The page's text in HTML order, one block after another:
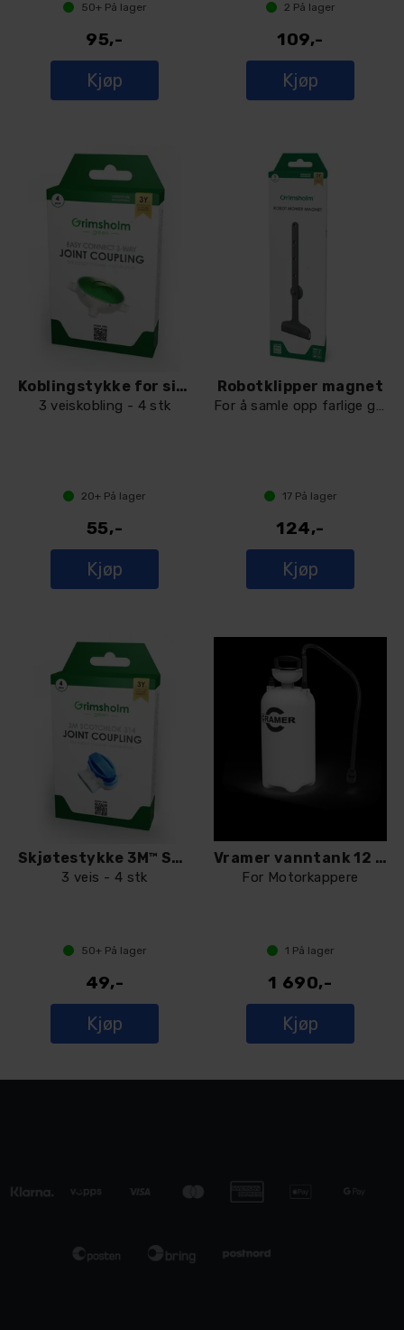
50+På lager
95,-
Kjøp
2 På lager
109,-
Kjøp
Koblingstykke for signalkabel
3 veiskobling - 4 stk
20+ På lager
55,-
Kjøp
Robotklipper magnet
For å samle opp farlige gjenstander
17På lager
124,-
Kjøp
Skjøtestykke 3M™ Scotchlok™ 314
3 veis - 4 stk
50+På lager
49,-
Kjøp
Vramer vanntank 12 L for 82PC300
For Motorkappere
1 På lager
1 690,-
Kjøp